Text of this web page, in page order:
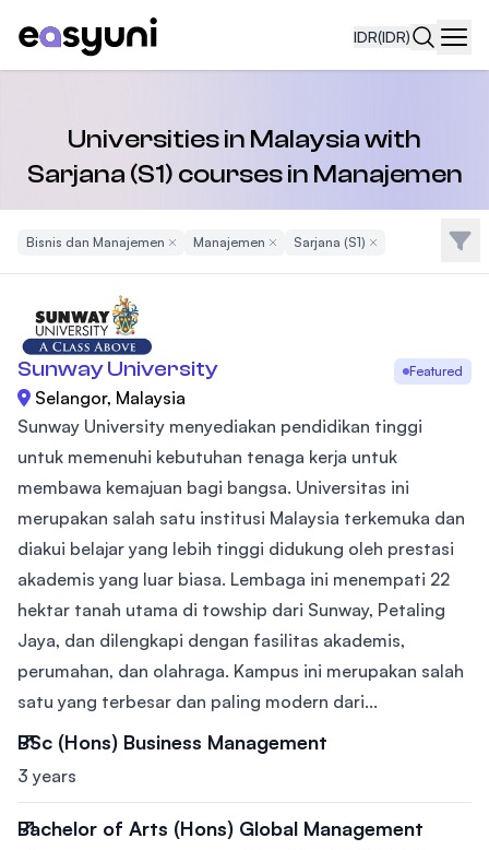
IDR(IDR)
Universities in Malaysia with
Sarjana (S1) courses in Manajemen
Bisnis dan Manajemen Remove Filter
Manajemen Remove Filter
Sarjana (S1) Remove Filter Filter
Sunway University Featured
Selangor, Malaysia
Sunway University menyediakan pendidikan tinggi
untuk memenuhi kebutuhan tenaga kerja untuk
membawa kemajuan bagi bangsa. Universitas ini
merupakan salah satu institusi Malaysia terkemuka dan
diakui belajar yang lebih tinggi didukung oleh prestasi
akademis yang luar biasa. Lembaga ini menempati 22
hektar tanah utama di towship dari Sunway, Petaling
Jaya, dan dilengkapi dengan fasilitas akademis,
perumahan, dan olahraga. Kampus ini merupakan salah
satu yang terbesar dan paling modern dari...
BSc (Hons) Business Management
3 years
Bachelor of Arts (Hons) Global Management